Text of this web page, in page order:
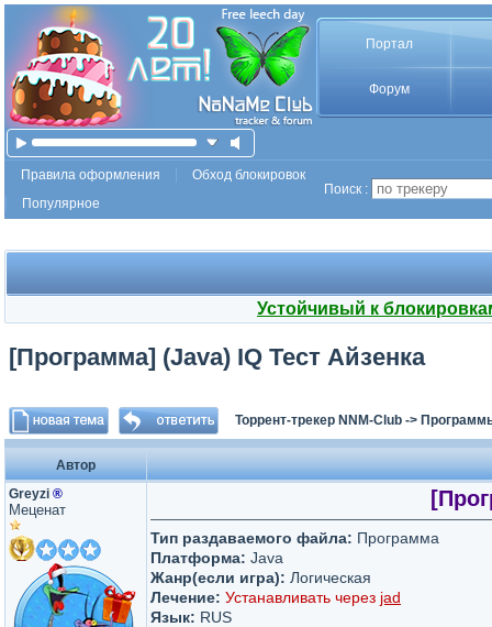
Портал
Форум
Правила оформления
Обход блокировок
Популярное
Поиск :
Устойчивый к
[Программа] (Java) IQ Тест Айзенка
Торрент-трекер NNM-Club ->
Автор
Greyzi ®
Меценат
Тип раздаваемого файла: Программа
Платформа: Java
Жанр(если игра): Логическая
Лечение: Устанавливать через jad
Язык: RUS